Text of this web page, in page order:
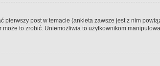
post w temacie (ankieta zawsze jest z nim
to zrobić. Uniemożliwia to użytkownikom